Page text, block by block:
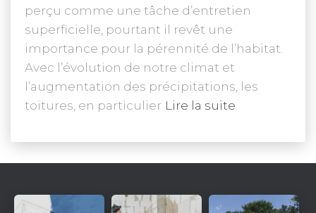
perçu comme une tâche d’entretien
superficielle, pourtant il revêt une
importance pour la pérennité de l’habitat.
Avec l’évolution de notre climat et
l’augmentation des précipitations, les
toitures, en particulier Lire la suite